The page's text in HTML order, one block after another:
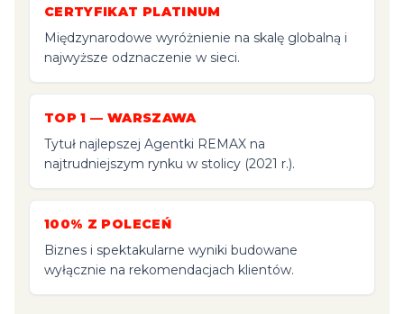
CERTYFIKAT PLATINUM
Międzynarodowe wyróżnienie na skalę globalną i
najwyższe odznaczenie w sieci.
TOP 1 — WARSZAWA
Tytuł najlepszej Agentki REMAX na
najtrudniejszym rynku w stolicy (2021 r.).
100% Z POLECEŃ
Biznes i spektakularne wyniki budowane
wyłącznie na rekomendacjach klientów.